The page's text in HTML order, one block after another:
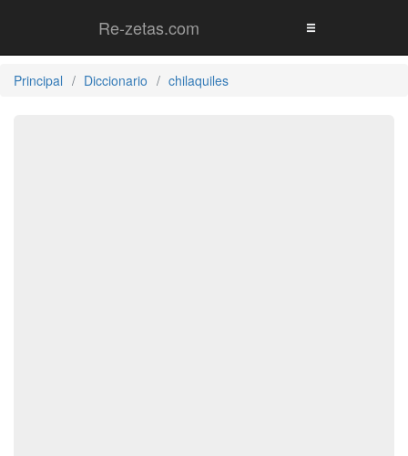
Re-zetas.com
Principal Diccionario chilaquiles